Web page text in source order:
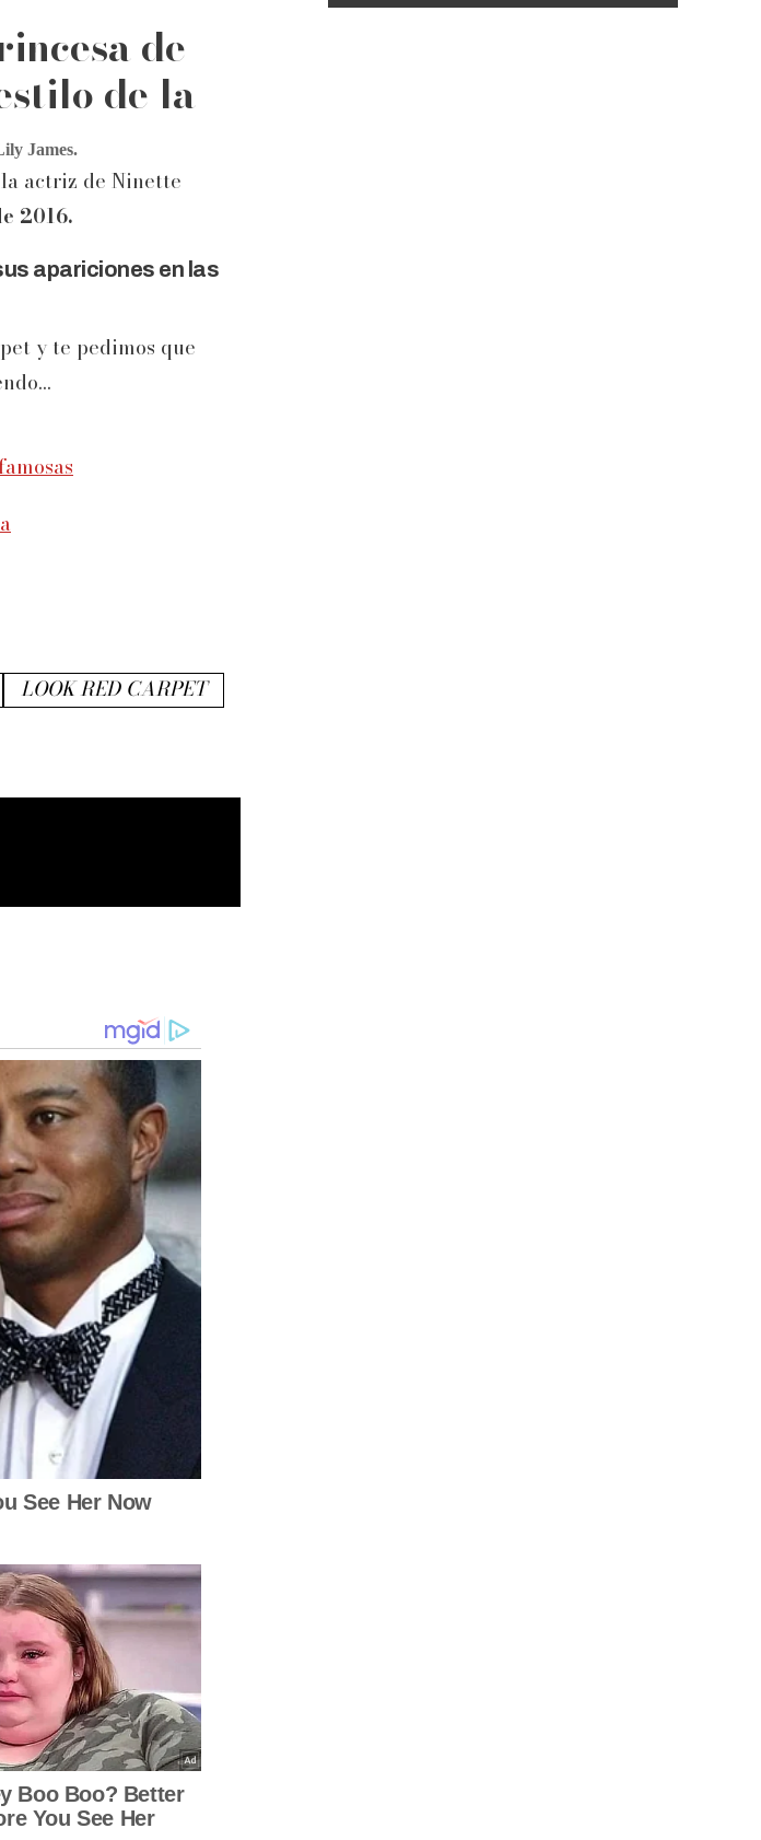
de
de la
James.
actriz de Ninette
2016.
apariciones en las
y te pedimos que
LOOK RED CARPET